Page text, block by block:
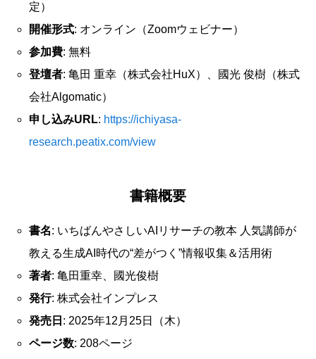
定）
開催形式: オンライン（Zoomウェビナー）
参加費: 無料
登壇者: 亀田 重幸（株式会社HuX）、國光 俊樹（株式
会社Algomatic）
申し込みURL: https://ichiyasa-
research.peatix.com/view
書籍概要
書名: いちばんやさしいAIリサーチの教本 人気講師が
教える生成AI時代の“差がつく”情報収集＆活用術
著者: 亀田重幸、國光俊樹
発行: 株式会社インプレス
発売日 : 2025年12月25日（木）
ページ数: 208ページ